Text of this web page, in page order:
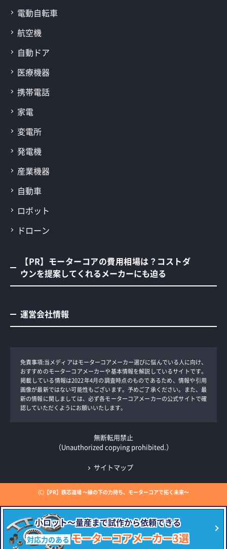
小ロット～量産まで試作から依頼できる
対応力のある モーターコアメーカー3選
電動自転車
航空機
自動ドア
医療機器
携帯電話
家電
変電所
発電機
産業機器
自動車
ロボット
ドローン
【PR】モーターコアの費用相場は？コストダ
ウンを提案してくれるメーカーにも迫る
運営会社情報
免責事項:当メディアはモーターコアメーカー選びに悩んでいる人に向け、
おすすめのモーターコアメーカーや基本情報を解説しているサイトです。
掲載している情報は2022年4月の調査時点のものであるため、情報や引用
画像が最新ではない可能性もございます。予めご了承ください。また、最
新の情報に関しましては、必ず各モーターコアメーカーの公式サイトで確
認していただくようにお願いいたします。
無断転用禁止
（Unauthorized copying prohibited.）
サイトマップ
(C) 鉄芯道場 ～縁の下の力持ち、モーターコアで拓く未来～